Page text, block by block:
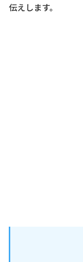
伝えします。